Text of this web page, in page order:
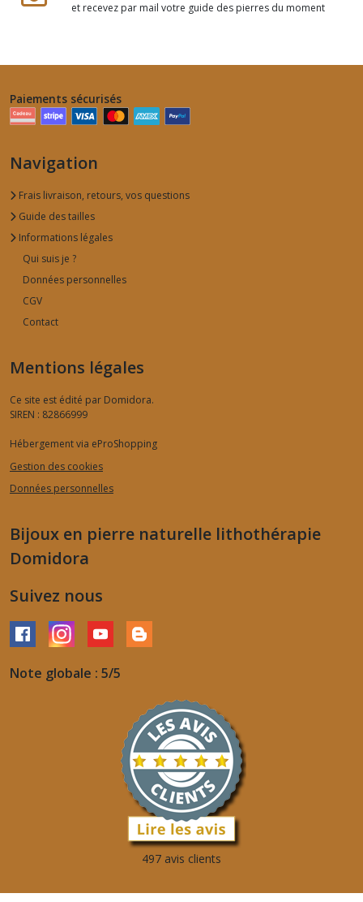
et recevez par mail votre guide des pierres du moment
Paiements sécurisés
Navigation
Frais livraison, retours, vos questions
Guide des tailles
Informations légales
Qui suis je ?
Données personnelles
CGV
Contact
Mentions légales
Ce site est édité par Domidora.
SIREN : 82866999
Hébergement via eProShopping
Gestion des cookies
Données personnelles
Bijoux en pierre naturelle lithothérapie
Domidora
Suivez nous
Note globale : 5/5
497 avis clients